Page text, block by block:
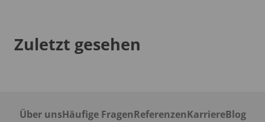
Zuletzt gesehen
Über unsHäufige FragenReferenzenKarriereBlog